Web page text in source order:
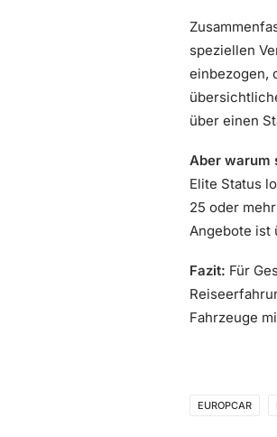
speziellen
einbezogen,
über einen
Aber warum
Elite Status
25 oder
Angebote ist
Fazit: Für
Fahrzeuge
EUROPCAR